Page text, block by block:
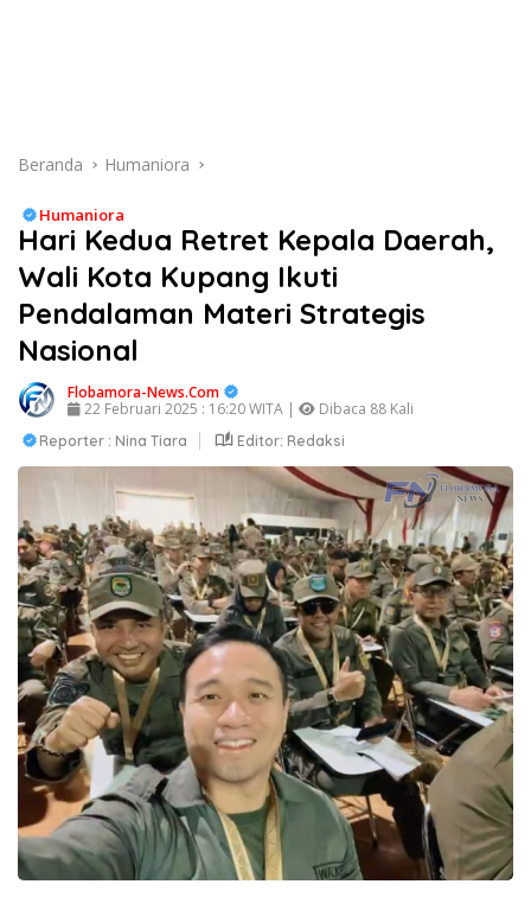
Beranda Humaniora
Humaniora
Hari Kedua Retret Kepala Daerah,
Wali Kota Kupang Ikuti
Pendalaman Materi Strategis
Nasional
Flobamora-News.Com
22 Februari 2025 : 16:20 WITA |
Dibaca 88 Kali
Reporter : Nina Tiara Editor: Redaksi